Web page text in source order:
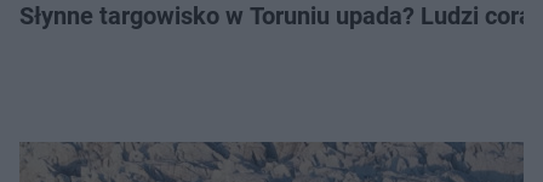
Słynne targowisko w Toruniu upada? Ludzi